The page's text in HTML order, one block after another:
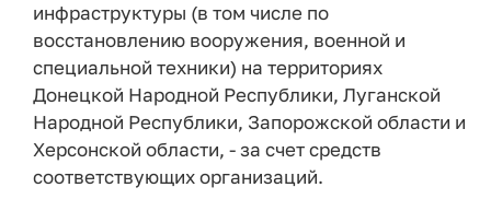
инфраструктуры (в том числе по
восстановлению вооружения, военной и
специальной техники) на территориях
Донецкой Народной Республики, Луганской
Народной Республики, Запорожской области и
Херсонской области, - за счет средств
соответствующих организаций.